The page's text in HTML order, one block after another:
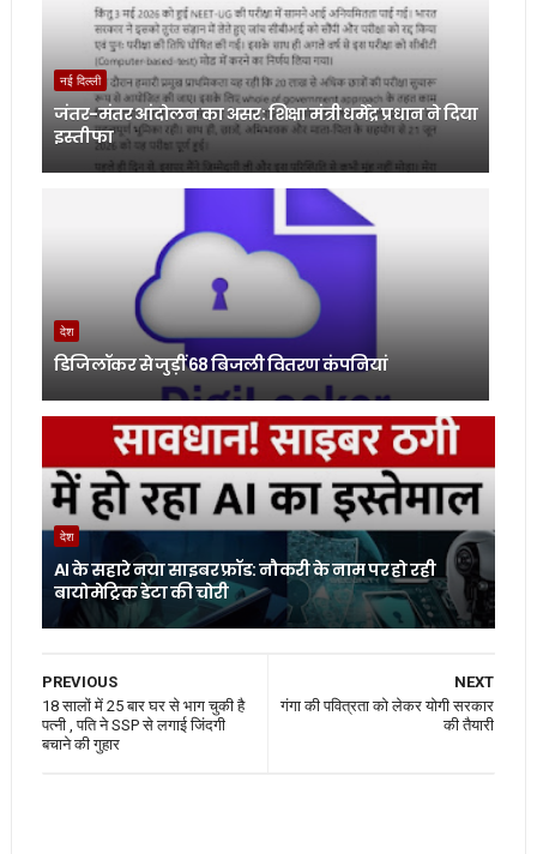
नई दिल्ली
जंतर-मंतर आंदोलन का असर: शिक्षा मंत्री धर्मेंद्र प्रधान ने दिया
इस्तीफा
देश
डिजिलॉकर से जुड़ीं 68 बिजली वितरण कंपनियां
देश
AI के सहारे नया साइबर फ्रॉड: नौकरी के नाम पर हो रही
बायोमेट्रिक डेटा की चोरी
NEXT
गंगा की पवित्रता को लेकर योगी सरकार
की तैयारी
PREVIOUS
18 सालों में 25 बार घर से भाग चुकी है
पत्नी , पति ने SSP से लगाई जिंदगी
बचाने की गुहार